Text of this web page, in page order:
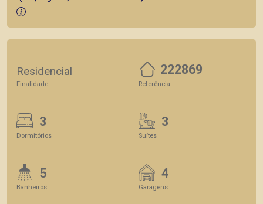
Residencial
Finalidade
222869
Referência
3
Dormitórios
3
Suítes
5
Banheiros
4
Garagens